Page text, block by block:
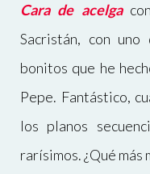
Cara de acelga
Sacristán, con uno
bonitos que he
Pepe. Fantástico,
los planos
rarísimos. ¿Qué más